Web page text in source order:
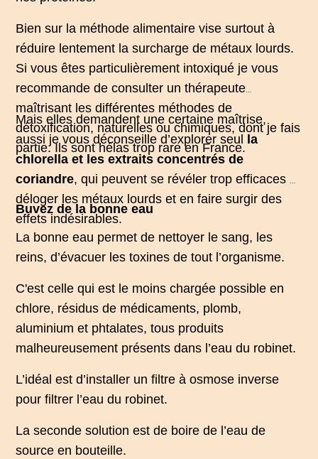
Bien sur la méthode alimentaire vise surtout à
réduire lentement la surcharge de métaux lourds.
Si vous êtes particulièrement intoxiqué je vous
recommande de consulter un thérapeute
maîtrisant les différentes méthodes de
détoxification, naturelles ou chimiques, dont je fais
partie. Ils sont hélas trop rare en France.
Mais elles demandent une certaine maîtrise,
aussi je vous déconseille d’explorer seul
la
chlorella et les extraits concentrés de
coriandre, qui peuvent se révéler trop efficaces à
déloger les métaux lourds et en faire surgir des
effets indésirables.
Buvez de la bonne eau
La bonne eau permet de nettoyer le sang, les
reins, d’évacuer les toxines de tout l’organisme.
C'est celle qui est le moins chargée possible en
chlore, résidus de médicaments, plomb,
aluminium et phtalates, tous produits
malheureusement présents dans l’eau du robinet.
L’idéal est d’installer un filtre à osmose inverse
pour filtrer l’eau du robinet.
La seconde solution est de boire de l’eau de
source en bouteille.